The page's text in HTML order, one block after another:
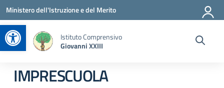
Apri la barra degli strumenti
Vai ai contenuti
Vai al menu di navigazione
Vai al footer
Ministero dell'Istruzione e del Merito
Istituto Comprensivo
Giovanni XXIII
IMPRESCUOLA